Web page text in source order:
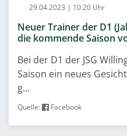
29.04.2023 | 10:20 Uhr
Neuer Trainer der D1
die kommende Saison
Bei der D1 der JSG
Saison ein neues
g...
Quelle: Facebook